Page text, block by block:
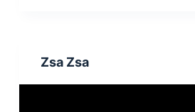
Zsa Zsa